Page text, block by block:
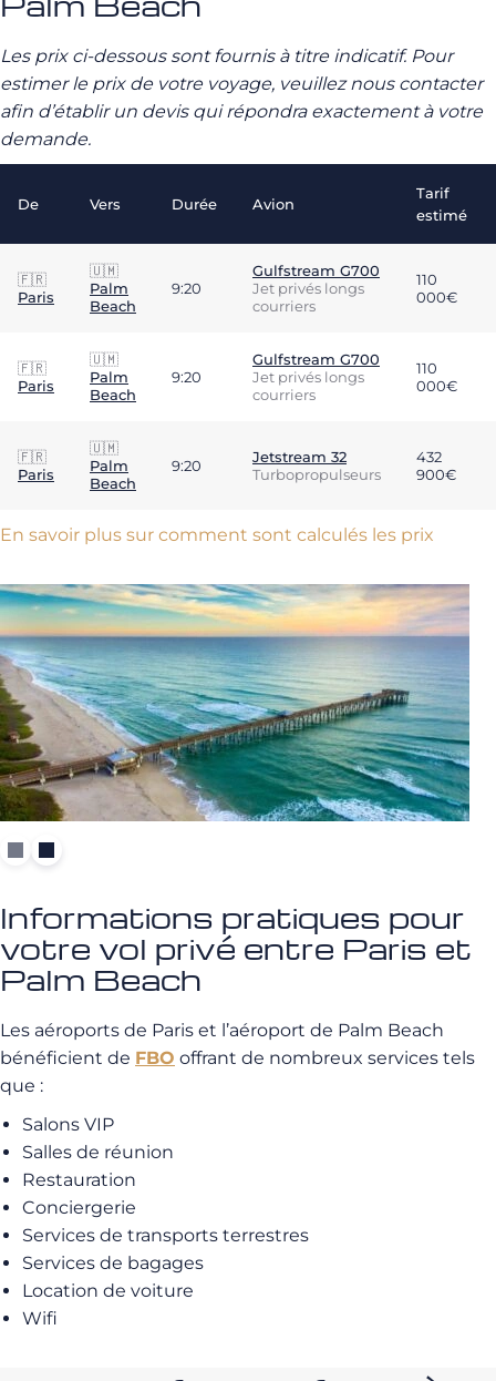
Les prix ci-dessous sont fournis à titre indicatif. Pour
estimer le prix de votre voyage, veuillez nous contacter
afin d’établir un devis qui répondra exactement à votre
demande.
De Vers Durée Avion
Tarif
estimé
🇫🇷
Paris
🇺🇲
Palm
Beach
9:20
Gulfstream G700
Jet privés longs
courriers
110
000€
🇫🇷
Paris
🇺🇲
Palm
Beach
9:20
Gulfstream G700
Jet privés longs
courriers
110
000€
🇫🇷
Paris
🇺🇲
Palm
Beach
9:20
Jetstream 32
Turbopropulseurs
432
900€
En savoir plus sur comment sont calculés les prix
Informations pratiques pour
votre vol privé entre Paris et
Palm Beach
Les aéroports de Paris et l’aéroport de Palm Beach
bénéficient de FBO offrant de nombreux services tels
que :
Salons VIP
Salles de réunion
Restauration
Conciergerie
Services de transports terrestres
Services de bagages
Location de voiture
Wifi